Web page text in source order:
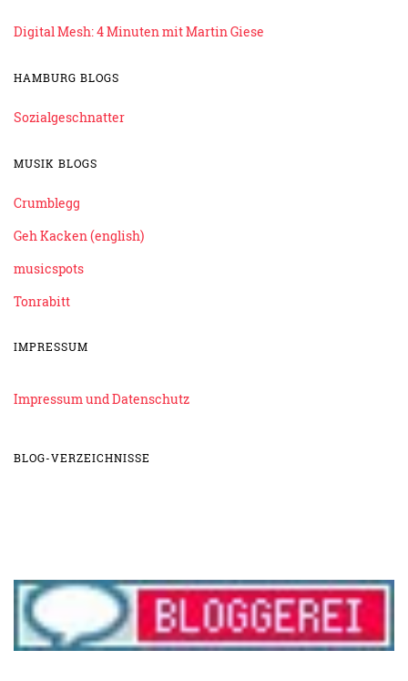
Digital Mesh: 4 Minuten mit Martin Giese
HAMBURG BLOGS
Sozialgeschnatter
MUSIK BLOGS
Crumblegg
Geh Kacken (english)
musicspots
Tonrabitt
IMPRESSUM
Impressum und Datenschutz
BLOG-VERZEICHNISSE